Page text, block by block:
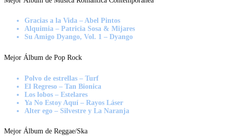
Gracias a la Vida – Abel Pintos
Alquimia – Patricia Sosa & Mijares
Su Amigo Dyango, Vol. 1 – Dyango
Mejor Álbum de Pop Rock
Polvo de estrellas – Turf
El Regreso – Tan Bionica
Los lobos – Estelares
Ya No Estoy Aquí – Rayos Láser
Alter ego – Silvestre y La Naranja
Mejor Álbum de Reggae/Ska